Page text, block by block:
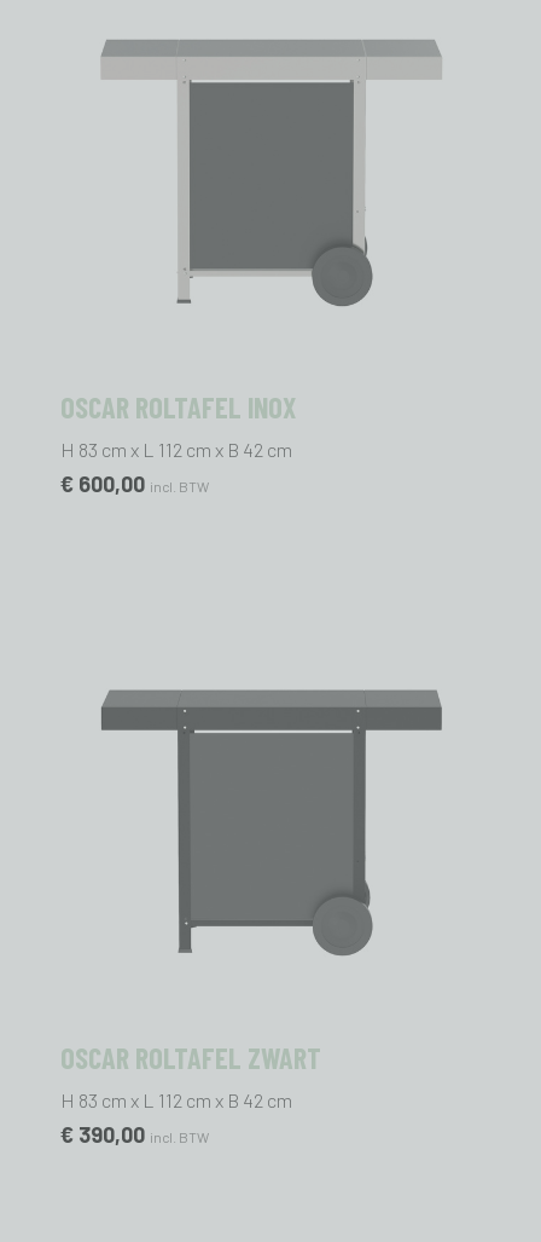
OSCAR ROLTAFEL INOX
H 83 cm x L 112 cm x B 42 cm
€ 600,00 incl. BTW
OSCAR ROLTAFEL ZWART
H 83 cm x L 112 cm x B 42 cm
€ 390,00 incl. BTW